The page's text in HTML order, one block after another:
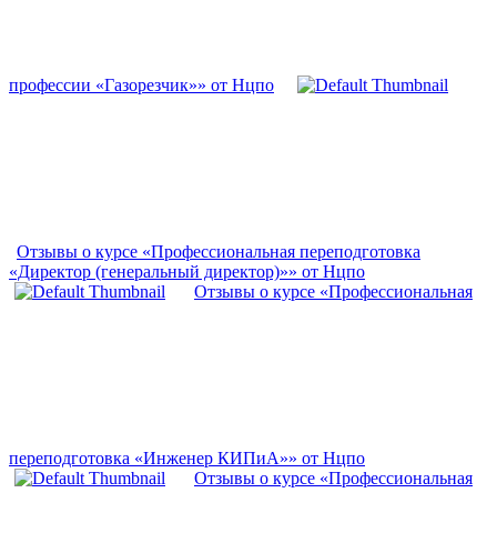
профессии «Газорезчик»» от Нцпо
Отзывы о курсе «Профессиональная переподготовка
«Директор (генеральный директор)»» от Нцпо
Отзывы о курсе «Профессиональная
переподготовка «Инженер КИПиА»» от Нцпо
Отзывы о курсе «Профессиональная